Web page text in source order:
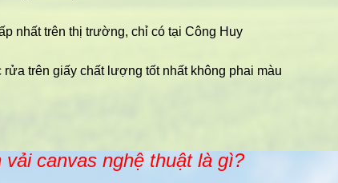
nhất trên thị trường, chỉ có tại Công Huy
trên giấy chất lượng tốt nhất không phai màu
vải canvas nghệ thuật là gì?